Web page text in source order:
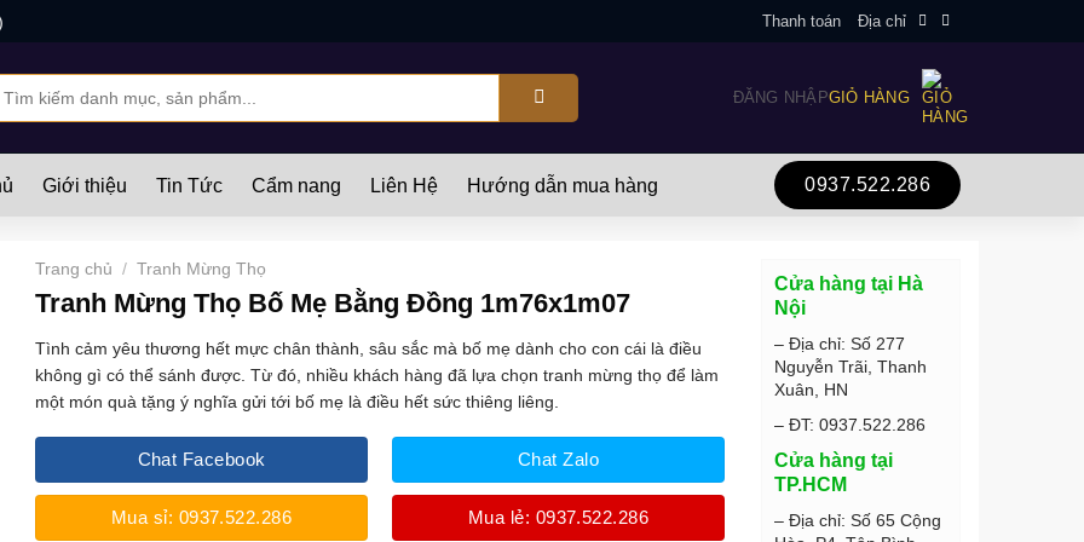
Thanh toán Địa chỉ
ĐĂNG NHẬPGIỎ HÀNG
Giới thiệu Tin Tức Cẩm nang Liên Hệ Hướng dẫn mua hàng 0937.522.286
Trang chủ / Tranh Mừng Thọ
Tranh Mừng Thọ Bố Mẹ Bằng Đồng 1m76x1m07
Tình cảm yêu thương hết mực chân thành, sâu sắc mà bố mẹ dành cho con cái là điều
không gì có thể sánh được. Từ đó, nhiều khách hàng đã lựa chọn tranh mừng thọ để làm
một món quà tặng ý nghĩa gửi tới bố mẹ là điều hết sức thiêng liêng.
Chat Facebook
Mua sỉ: 0937.522.286
Chat Zalo
Mua lẻ: 0937.522.286
Cửa hàng tại Hà
Nội
– Địa chỉ: Số 277
Nguyễn Trãi, Thanh
Xuân, HN
– ĐT: 0937.522.286
Cửa hàng tại
TP.HCM
– Địa chỉ: Số 65 Cộng